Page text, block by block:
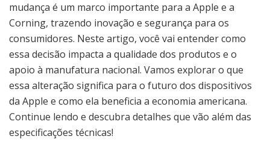
mudança é um marco importante para a Apple e a
Corning, trazendo inovação e segurança para os
consumidores. Neste artigo, você vai entender como
essa decisão impacta a qualidade dos produtos e o
apoio à manufatura nacional. Vamos explorar o que
essa alteração significa para o futuro dos dispositivos
da Apple e como ela beneficia a economia americana.
Continue lendo e descubra detalhes que vão além das
especificações técnicas!